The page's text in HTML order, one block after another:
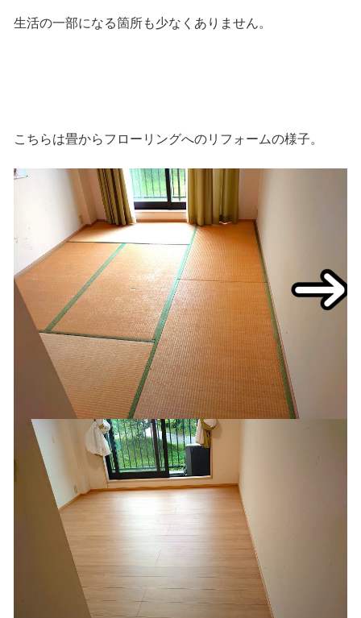
生活の一部になる箇所も少なくありません。
こちらは畳からフローリングへのリフォームの様子。